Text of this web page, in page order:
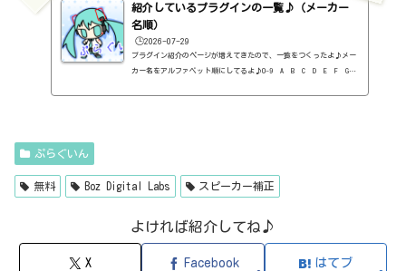
B Played Music・フィルタープラグイン・有料）3-Band EQ（Kilohe
arts・EQ・無料）40'S VERY OWN DRUMS（NATIVE INSTRUMENTS・ドラ
ム...
紹介しているプラグインの一覧♪（メーカー
名順）
🕒️2026-07-29
プラグイン紹介のページが増えてきたので、一覧をつくったよ♪メー
カー名をアルファベット順にしてるよ♪0-9 A B C D E F G
ップ...
ぷらぐいん
無料 Boz Digital Labs スピーカー補正
よければ紹介してね♪
X Facebook はてブ